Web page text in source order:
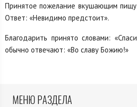
Принятое пожелание вкушающим
Ответ: «Невидимо предстоит».
Благодарить принято словами:
обычно отвечают: «Во славу Божию!»
МЕНЮ РАЗДЕЛА